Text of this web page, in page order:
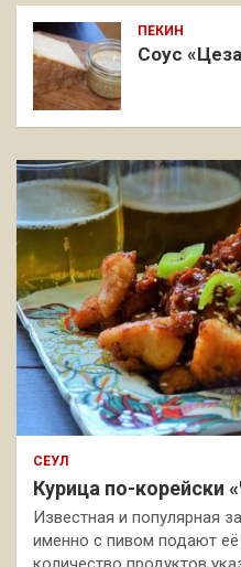
ПЕКИН
Соус
СЕУЛ
Курица по-корейски
Известная и популярная
именно с пивом подают